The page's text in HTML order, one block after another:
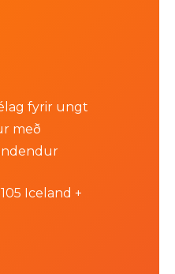
fyrir ungt
með
105 Iceland +